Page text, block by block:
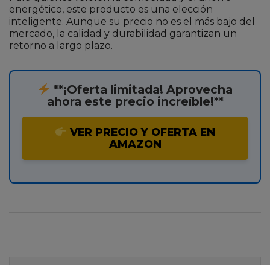
energético, este producto es una elección
inteligente. Aunque su precio no es el más bajo del
mercado, la calidad y durabilidad garantizan un
retorno a largo plazo.
**¡Oferta limitada! Aprovecha
ahora este precio increíble!**
VER PRECIO Y OFERTA EN
AMAZON